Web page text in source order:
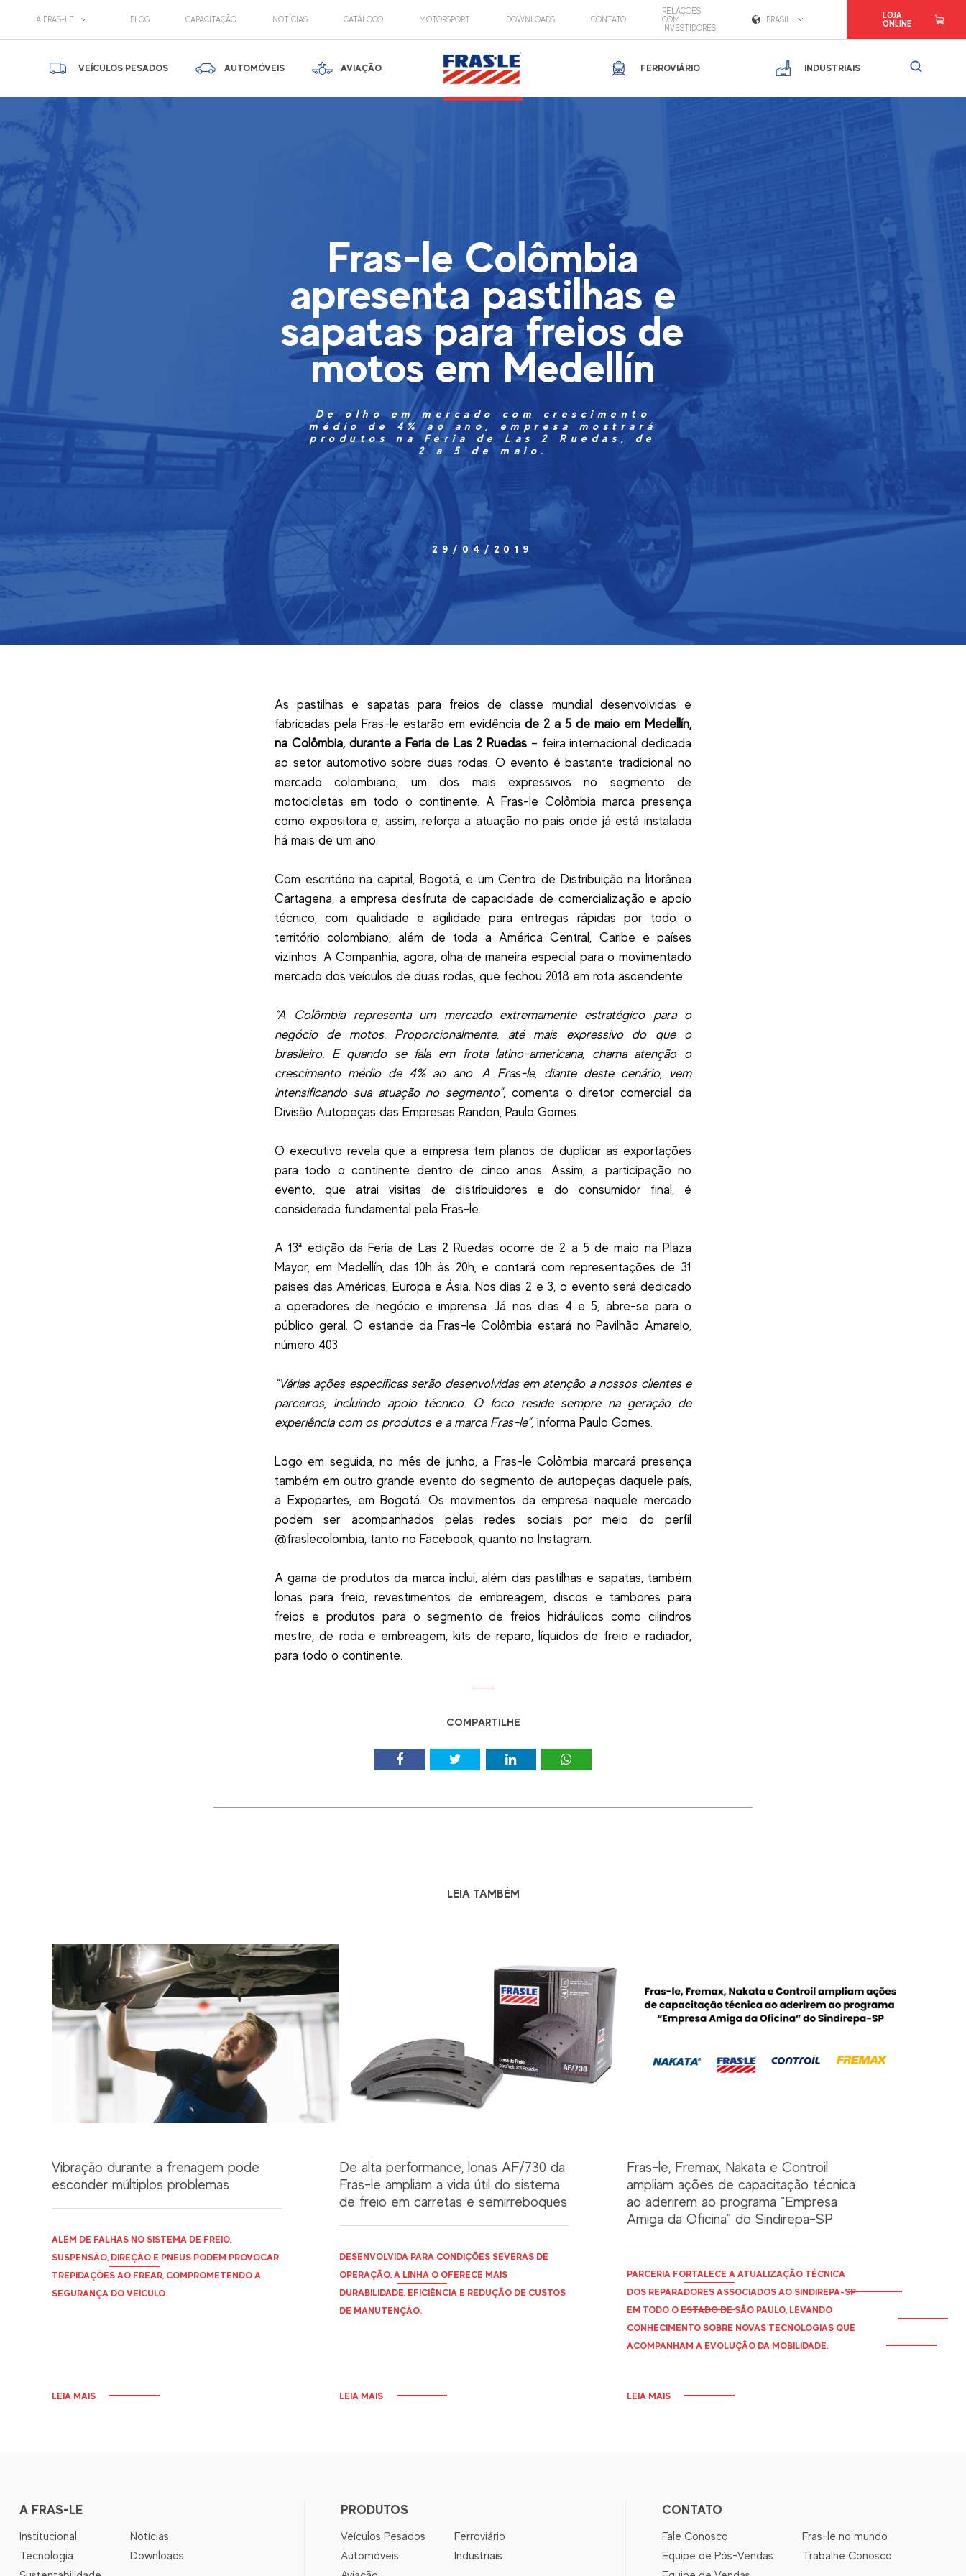
A FRAS-LE BLOG CAPACITAÇÃO NOTÍCIAS CATÁLOGO MOTORSPORT DOWNLOADS CONTATO
RELAÇÕES
COM
INVESTIDORES
BRASIL
LOJA
ONLINE
VEÍCULOS PESADOS AUTOMÓVEIS AVIAÇÃO FERROVIÁRIO INDUSTRIAIS
Fras-le Colômbia
apresenta pastilhas e
sapatas para freios de
motos em Medellín
De olho em mercado com crescimento
médio de 4% ao ano, empresa mostrará
produtos na Feria de Las 2 Ruedas, de
2 a 5 de maio.
29/04/2019
As pastilhas e sapatas para freios de classe mundial desenvolvidas e
fabricadas pela Fras-le estarão em evidência de 2 a 5 de maio em Medellín,
na Colômbia, durante a Feria de Las 2 Ruedas – feira internacional dedicada
ao setor automotivo sobre duas rodas. O evento é bastante tradicional no
mercado colombiano, um dos mais expressivos no segmento de
motocicletas em todo o continente. A Fras-le Colômbia marca presença
como expositora e, assim, reforça a atuação no país onde já está instalada
há mais de um ano.
Com escritório na capital, Bogotá, e um Centro de Distribuição na litorânea
Cartagena, a empresa desfruta de capacidade de comercialização e apoio
técnico, com qualidade e agilidade para entregas rápidas por todo o
território colombiano, além de toda a América Central, Caribe e países
vizinhos. A Companhia, agora, olha de maneira especial para o movimentado
mercado dos veículos de duas rodas, que fechou 2018 em rota ascendente.
“A Colômbia representa um mercado extremamente estratégico para o
negócio de motos. Proporcionalmente, até mais expressivo do que o
brasileiro. E quando se fala em frota latino-americana, chama atenção o
crescimento médio de 4% ao ano. A Fras-le, diante deste cenário, vem
intensificando sua atuação no segmento”, comenta o diretor comercial da
Divisão Autopeças das Empresas Randon, Paulo Gomes.
O executivo revela que a empresa tem planos de duplicar as exportações
para todo o continente dentro de cinco anos. Assim, a participação no
evento, que atrai visitas de distribuidores e do consumidor final, é
considerada fundamental pela Fras-le.
A 13ª edição da Feria de Las 2 Ruedas ocorre de 2 a 5 de maio na Plaza
Mayor, em Medellín, das 10h às 20h, e contará com representações de 31
países das Américas, Europa e Ásia. Nos dias 2 e 3, o evento será dedicado
a operadores de negócio e imprensa. Já nos dias 4 e 5, abre-se para o
público geral. O estande da Fras-le Colômbia estará no Pavilhão Amarelo,
número 403.
“Várias ações específicas serão desenvolvidas em atenção a nossos clientes e
parceiros, incluindo apoio técnico. O foco reside sempre na geração de
experiência com os produtos e a marca Fras-le”, informa Paulo Gomes.
Logo em seguida, no mês de junho, a Fras-le Colômbia marcará presença
também em outro grande evento do segmento de autopeças daquele país,
a Expopartes, em Bogotá. Os movimentos da empresa naquele mercado
podem ser acompanhados pelas redes sociais por meio do perfil
@fraslecolombia, tanto no Facebook, quanto no Instagram.
A gama de produtos da marca inclui, além das pastilhas e sapatas, também
lonas para freio, revestimentos de embreagem, discos e tambores para
freios e produtos para o segmento de freios hidráulicos como cilindros
mestre, de roda e embreagem, kits de reparo, líquidos de freio e radiador,
para todo o continente.
COMPARTILHE
LEIA TAMBÉM
Vibração durante a frenagem pode
esconder múltiplos problemas
ALÉM DE FALHAS NO SISTEMA DE FREIO,
SUSPENSÃO, DIREÇÃO E PNEUS PODEM PROVOCAR
TREPIDAÇÕES AO FREAR, COMPROMETENDO A
SEGURANÇA DO VEÍCULO.
LEIA MAIS
De alta performance, lonas AF/730 da
Fras-le ampliam a vida útil do sistema
de freio em carretas e semirreboques
DESENVOLVIDA PARA CONDIÇÕES SEVERAS DE
OPERAÇÃO, A LINHA O OFERECE MAIS
DURABILIDADE, EFICIÊNCIA E REDUÇÃO DE CUSTOS
DE MANUTENÇÃO.
LEIA MAIS
Fras-le, Fremax, Nakata e Controil
ampliam ações de capacitação técnica
ao aderirem ao programa “Empresa
Amiga da Oficina” do Sindirepa-SP
PARCERIA FORTALECE A ATUALIZAÇÃO TÉCNICA
DOS REPARADORES ASSOCIADOS AO SINDIREPA-SP
EM TODO O ESTADO DE SÃO PAULO, LEVANDO
CONHECIMENTO SOBRE NOVAS TECNOLOGIAS QUE
ACOMPANHAM A EVOLUÇÃO DA MOBILIDADE.
LEIA MAIS
A FRAS-LE
Institucional
Tecnologia
Notícias
Downloads
PRODUTOS
Veículos Pesados
Automóveis
Ferroviário
Industriais
CONTATO
Fale Conosco
Equipe de Pós-Vendas
Fras-le no mundo
Trabalhe Conosco